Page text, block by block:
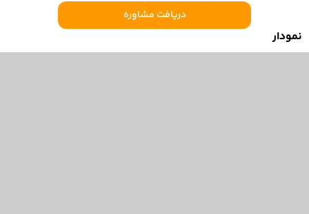
دریافت مشاوره
نمودار